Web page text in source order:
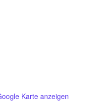
Karte anzeigen